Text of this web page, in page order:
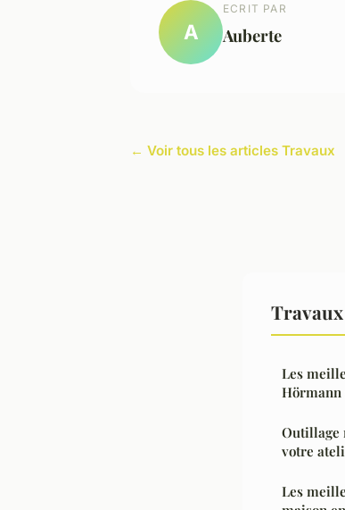
A
ECRIT PAR
Auberte
← Voir tous les articles Travaux
Les
Outillage
votre
Les